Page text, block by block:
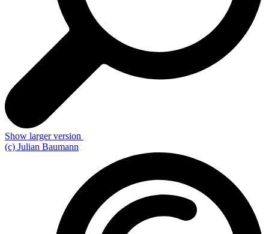
Show larger version
(c) Julian Baumann